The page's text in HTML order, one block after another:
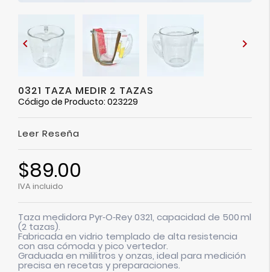
 
0321 TAZA MEDIR 2 TAZAS
Código de Producto: 023229
Leer Reseña
$89.00
IVA incluido
Taza medidora Pyr‑O‑Rey 0321, capacidad de 500 ml
(2 tazas).
Fabricada en vidrio templado de alta resistencia
con asa cómoda y pico vertedor.
Graduada en mililitros y onzas, ideal para medición
precisa en recetas y preparaciones.